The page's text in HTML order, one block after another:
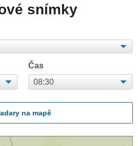
snímky
Čas
na mapě